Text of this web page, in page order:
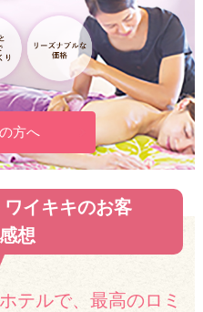
方へ
イキキのお客
想
テルで、最高のロミ